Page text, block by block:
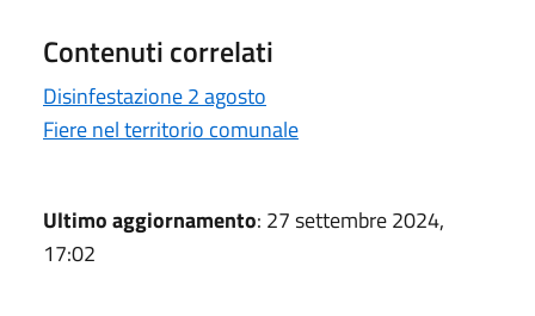
Contenuti correlati
Disinfestazione 2 agosto
Fiere nel territorio comunale
Ultimo aggiornamento: 27 settembre 2024,
17:02